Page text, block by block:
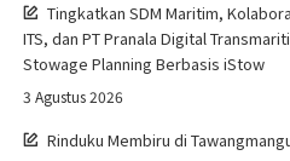
Tingkatkan SDM Maritim,
ITS, dan PT Pranala Digital
Stowage Planning Berbasis iStow
3 Agustus 2026
Rinduku Membiru di